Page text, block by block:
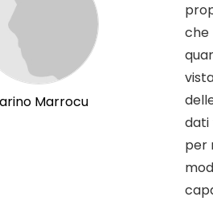
Marrocu
che
dati
per